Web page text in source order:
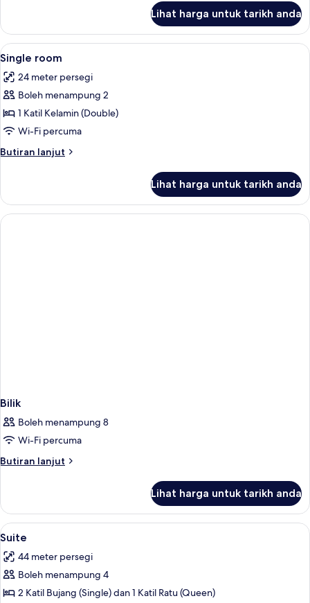
Lihat harga untuk tarikh anda
Lihat
semua
foto
untuk
Single
room
Bar mini, peti besi dalam bilik, meja,
3
Single room
24 meter persegi
Boleh menampung 2
1 Katil Kelamin (Double)
Wi-Fi percuma
Butiran lanjut
Butiran
room
Lihat harga untuk tarikh anda
Bilik
Boleh menampung 8
Wi-Fi percuma
Butiran lanjut
Butiran
Lihat harga untuk tarikh anda
Lihat
semua
foto
untuk
Suite
Bar mini, peti besi dalam bilik, meja,
2
Suite
44 meter persegi
Boleh menampung 4
2 Katil Bujang (Single) dan 1 Katil Ratu (Queen)